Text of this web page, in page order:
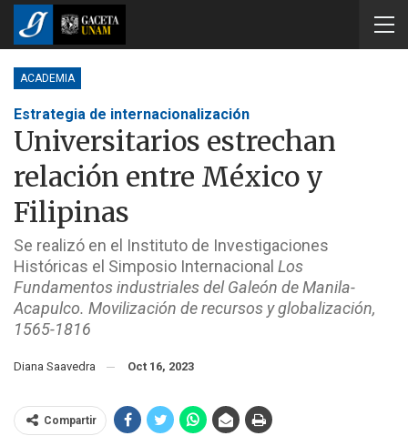
ACADEMIA
Estrategia de internacionalización
Universitarios estrechan
relación entre México y
Filipinas
Se realizó en el Instituto de Investigaciones
Históricas el Simposio Internacional Los
Fundamentos industriales del Galeón de Manila-
Acapulco. Movilización de recursos y globalización,
1565-1816
Diana Saavedra Oct 16, 2023
Compartir